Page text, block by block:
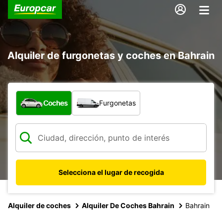
Alquiler de furgonetas y coches en Bahrain
¿Qué tipo de vehículo?
Coches Furgonetas
Selecciona el lugar de recogida
Alquiler de coches Alquiler De Coches Bahrain Bahrain